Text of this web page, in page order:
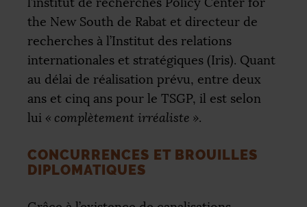
the New South de Rabat et directeur de
recherches à l’Institut des relations
internationales et stratégiques (Iris). Quant
au délai de réalisation prévu, entre deux
ans et cinq ans pour le TSGP, il est selon
lui « complètement irréaliste ».
CONCURRENCES ET BROUILLES
DIPLOMATIQUES